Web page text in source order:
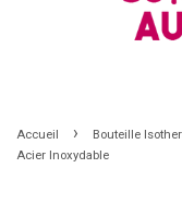
Accueil ›
Bouteille
Acier Inoxydable